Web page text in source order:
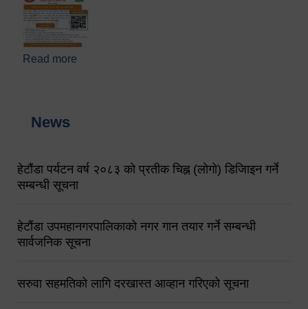
Read more
News
हेटौंडा पर्यटन वर्ष २०८३ को प्रतीक चिह्न (लोगो) डिजिाइन गर्ने
सम्बन्धी सूचना
हेटौंडा उपमहानगरपालिकाको नगर गान तयार गर्ने सम्बन्धी
सार्वजनिक सूचना
सरुवा सहमतिको लागि दरखास्त आव्हान गरिएको सूचना